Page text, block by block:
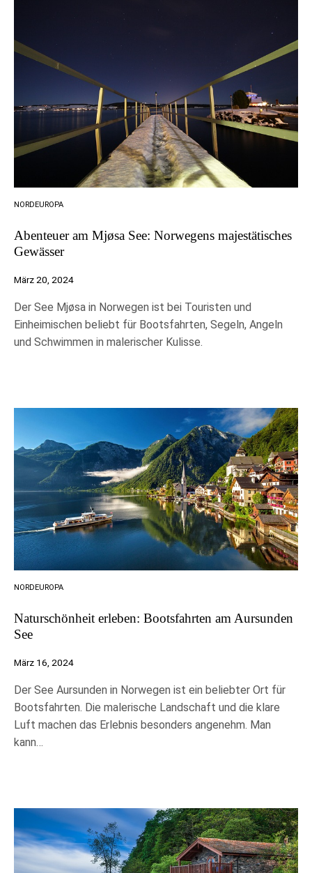
NORDEUROPA
Abenteuer am Mjøsa See: Norwegens majestätisches
Gewässer
März 20, 2024
Der See Mjøsa in Norwegen ist bei Touristen und
Einheimischen beliebt für Bootsfahrten, Segeln, Angeln
und Schwimmen in malerischer Kulisse.
NORDEUROPA
Naturschönheit erleben: Bootsfahrten am Aursunden
See
März 16, 2024
Der See Aursunden in Norwegen ist ein beliebter Ort für
Bootsfahrten. Die malerische Landschaft und die klare
Luft machen das Erlebnis besonders angenehm. Man
kann…